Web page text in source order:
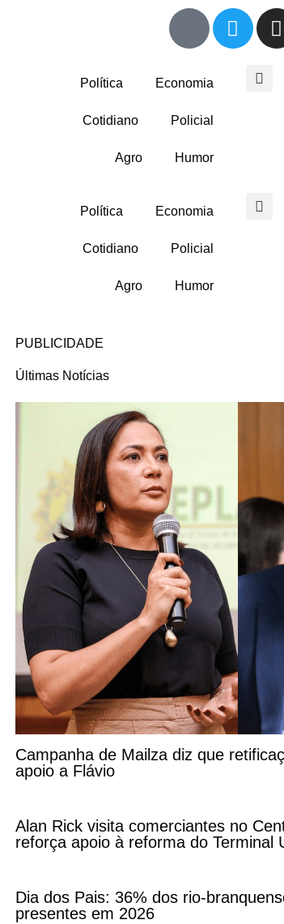
Política Economia
Cotidiano Policial
Agro Humor
Política Economia
Cotidiano Policial
Agro Humor
PUBLICIDADE
Últimas Notícias
Campanha de Mailza diz que
apoio a Flávio
Alan Rick visita comerciantes no
reforça apoio à reforma do Terminal
Dia dos Pais: 36% dos rio-
presentes em 2026